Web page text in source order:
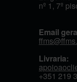
nº 1, 7º
Email
Livraria:
+351 219